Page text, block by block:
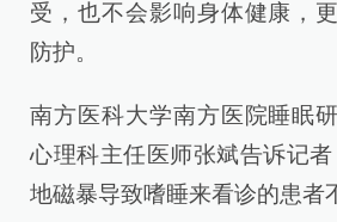
受，也不会影响身体健康，
防护。
南方医科大学南方医院睡眠
心理科主任医师张斌告诉记
地磁暴导致嗜睡来看诊的患者